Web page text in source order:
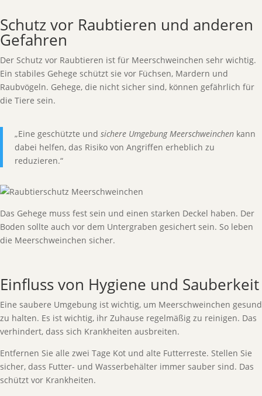
Schutz vor Raubtieren und anderen
Gefahren
Der Schutz vor Raubtieren ist für Meerschweinchen sehr wichtig.
Ein stabiles Gehege schützt sie vor Füchsen, Mardern und
Raubvögeln. Gehege, die nicht sicher sind, können gefährlich für
die Tiere sein.
„Eine geschützte und sichere Umgebung Meerschweinchen kann
dabei helfen, das Risiko von Angriffen erheblich zu
reduzieren.“
Das Gehege muss fest sein und einen starken Deckel haben. Der
Boden sollte auch vor dem Untergraben gesichert sein. So leben
die Meerschweinchen sicher.
Einfluss von Hygiene und Sauberkeit
Eine saubere Umgebung ist wichtig, um Meerschweinchen gesund
zu halten. Es ist wichtig, ihr Zuhause regelmäßig zu reinigen. Das
verhindert, dass sich Krankheiten ausbreiten.
Entfernen Sie alle zwei Tage Kot und alte Futterreste. Stellen Sie
sicher, dass Futter- und Wasserbehälter immer sauber sind. Das
schützt vor Krankheiten.